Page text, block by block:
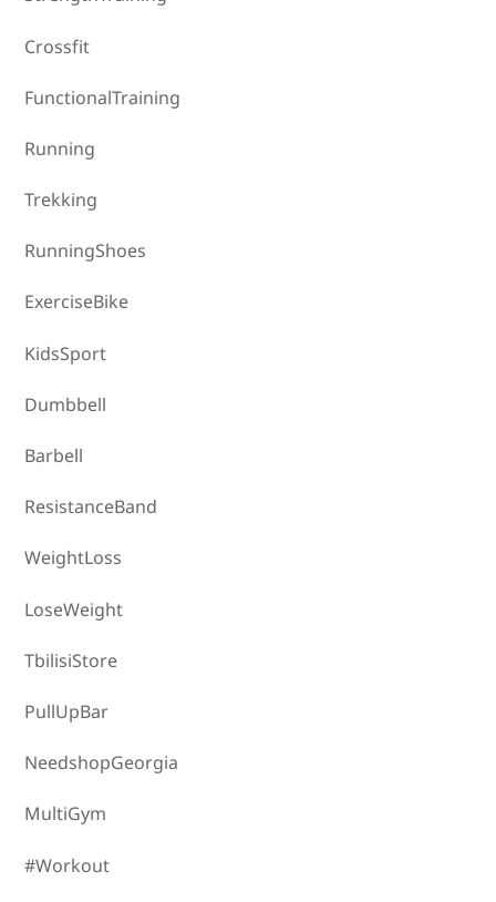
Crossfit
FunctionalTraining
Running
Trekking
RunningShoes
ExerciseBike
KidsSport
Dumbbell
Barbell
ResistanceBand
WeightLoss
LoseWeight
TbilisiStore
PullUpBar
NeedshopGeorgia
MultiGym
#Workout